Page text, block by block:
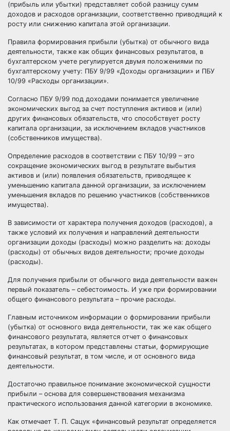
(прибыль или убытки) представляет собой разницу сумм
доходов и расходов организации, соответственно приводящий к
росту или снижению капитала этой организации.
Правила формирования прибыли (убытка) от обычного вида
деятельности, также как общих финансовых результатов, в
бухгалтерском учете регулируется двумя положениями по
бухгалтерскому учету: ПБУ 9/99 «Доходы организации» и ПБУ
10/99 «Расходы организации».
Согласно ПБУ 9/99 под доходами понимается увеличение
экономических выгод за счет поступления активов и (или)
других финансовых обязательств, что способствует росту
капитала организации, за исключением вкладов участников
(собственников имущества).
Определение расходов в соответствии с ПБУ 10/99 – это
сокращение экономических выгод в результате выбытия
активов и (или) появления обязательств, приводящее к
уменьшению капитала данной организации, за исключением
уменьшения вкладов по решению участников (собственников
имущества).
В зависимости от характера получения доходов (расходов), а
также условий их получения и направлений деятельности
организации доходы (расходы) можно разделить на: доходы
(расходы) от обычных видов деятельности; прочие доходы
(расходы).
Для получения прибыли от обычного вида деятельности важен
первый показатель – себестоимость. И уже при формировании
общего финансового результата – прочие расходы.
Главным источником информации о формировании прибыли
(убытка) от основного вида деятельности, так же как общего
финансового результата, является отчет о финансовых
результатах, в котором представлены статьи, формирующие
финансовый результат, в том числе, и от основного вида
деятельности.
Достаточно правильное понимание экономической сущности
прибыли – основа для совершенствования механизма
практического использования данной категории в экономике.
Как отмечает Т. П. Сацук «финансовый результат определяется